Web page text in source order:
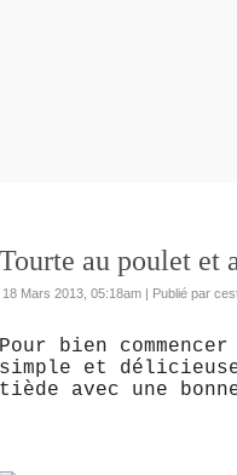
Tourte au poulet et
18 Mars 2013, 05:18am | Publié par
Pour bien
simple et
tiède avec une